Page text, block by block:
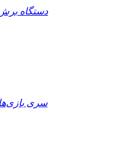
دستگاه برش
سری